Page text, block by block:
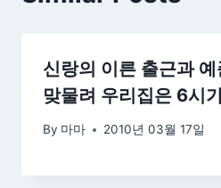
신랑의 이른 출근과
맞물려 우리집은 6시
By 마마 2010년 03월 17일